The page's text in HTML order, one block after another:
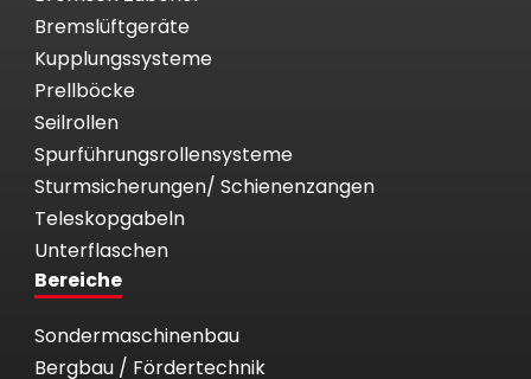
Bremslüftgeräte
Kupplungssysteme
Prellböcke
Seilrollen
Spurführungsrollensysteme
Sturmsicherungen/ Schienenzangen
Teleskopgabeln
Unterflaschen
Bereiche
Sondermaschinenbau
Bergbau / Fördertechnik